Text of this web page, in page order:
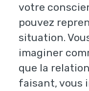
votre
pouvez
situation.
imaginer
que la
faisant, vous